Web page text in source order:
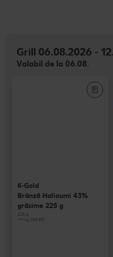
Grill 06.08.2026 -
Valabil de la 06.08.
K-Gold
Brânză Halloumi 43%
grăsime 225 g
225 g
(=1 kg 288.89)